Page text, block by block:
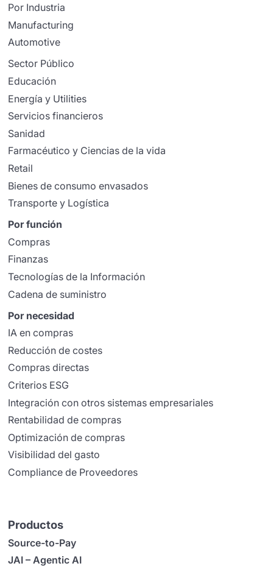
Por Industria
Manufacturing
Automotive
Sector Público
Educación
Energía y Utilities
Servicios financieros
Sanidad
Farmacéutico y Ciencias de la vida
Retail
Bienes de consumo envasados
Transporte y Logística
Por función
Compras
Finanzas
Tecnologías de la Información
Cadena de suministro
Por necesidad
IA en compras
Reducción de costes
Compras directas
Criterios ESG
Integración con otros sistemas empresariales
Rentabilidad de compras
Optimización de compras
Visibilidad del gasto
Compliance de Proveedores
Productos
Source-to-Pay
JAI – Agentic AI